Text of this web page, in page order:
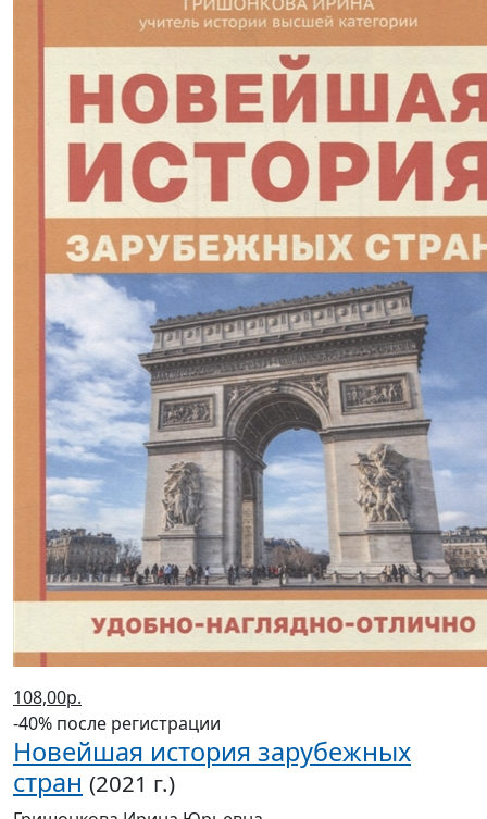
108,00р.
-40% после регистрации
Новейшая история зарубежных
стран (2021 г.)